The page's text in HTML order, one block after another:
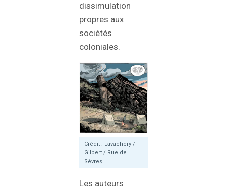
dissimulation
propres aux
sociétés
coloniales.
Crédit : Lavachery /
Gilbert / Rue de
Sèvres
Les auteurs